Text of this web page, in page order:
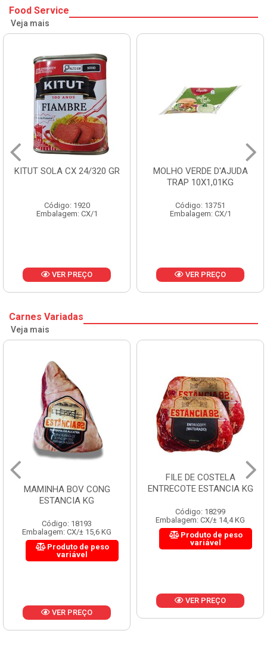
Food Service
Veja mais
SOLA CX 24/320 GR
Código: 1920
Embalagem: CX/1
VER PREÇO
MOLHO VERDE D'AJUDA
TRAP 10X1,01KG
Código: 13751
Embalagem: CX/1
VER PREÇO
Carnes Variadas
Veja mais
MAMINHA BOV CONG
ESTANCIA KG
Código: 18193
Embalagem: CX/± 15,6 KG
Produto de peso
variável
VER PREÇO
FILE DE COSTELA
ENTRECOTE ESTANCIA KG
Código: 18299
Embalagem: CX/± 14,4 KG
Produto de peso
variável
VER PREÇO